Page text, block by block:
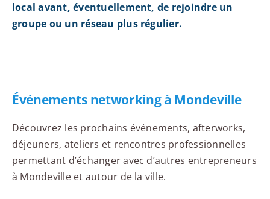
local avant, éventuellement, de rejoindre un
groupe ou un réseau plus régulier.
Événements networking à Mondeville
Découvrez les prochains événements, afterworks,
déjeuners, ateliers et rencontres professionnelles
permettant d’échanger avec d’autres entrepreneurs
à Mondeville et autour de la ville.